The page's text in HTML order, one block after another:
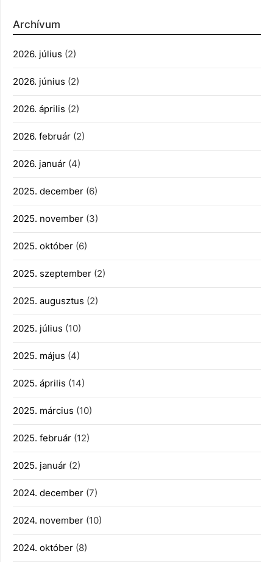
Archívum
2026. július (2)
2026. június (2)
2026. április (2)
2026. február (2)
2026. január (4)
2025. december (6)
2025. november (3)
2025. október (6)
2025. szeptember (2)
2025. augusztus (2)
2025. július (10)
2025. május (4)
2025. április (14)
2025. március (10)
2025. február (12)
2025. január (2)
2024. december (7)
2024. november (10)
2024. október (8)